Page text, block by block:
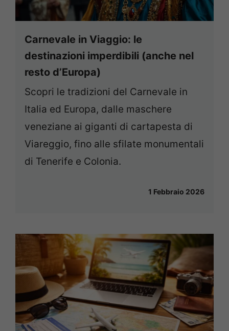
Carnevale in Viaggio: le
destinazioni imperdibili (anche nel
resto d’Europa)
Scopri le tradizioni del Carnevale in
Italia ed Europa, dalle maschere
veneziane ai giganti di cartapesta di
Viareggio, fino alle sfilate monumentali
di Tenerife e Colonia.
1 Febbraio 2026